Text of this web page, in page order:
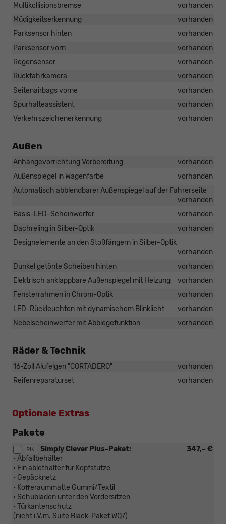
Multikollisionsbremse
vorhanden
Müdigkeitserkennung
vorhanden
Parksensor hinten
vorhanden
Parksensor vorn
vorhanden
Regensensor
vorhanden
Rückfahrkamera
vorhanden
Seitenairbags vorne
vorhanden
Spurhalteassistent
vorhanden
Verkehrszeichenerkennung
vorhanden
Außen
Anhängevorrichtung Vorbereitung
vorhanden
Außenspiegel in Wagenfarbe
vorhanden
Automatisch abblendbarer Außenspiegel auf der Fahrerseite
vorhanden
Basis-LED-Scheinwerfer
vorhanden
Dachreling in Silber-Optik
vorhanden
Designelemente an den Stoßfängern in Silber-Optik
vorhanden
Dunkel getönte Scheiben hinten
vorhanden
Elektrisch anklappbare Außenspiegel mit Heizung
vorhanden
Fensterrahmen in Chrom-Optik
vorhanden
LED-Rückleuchten mit dynamischem Blinklicht
vorhanden
Nebelscheinwerfer mit Abbiegefunktion
vorhanden
Räder & Technik
16-Zoll Alufelgen "CORTADERO"
vorhanden
Reifenreparaturset
vorhanden
Optionale Extras
Pakete
PIK 347,– €
Simply Clever Plus-Paket:
• Abfallbehälter
• Ein ablethalter für Kopfstütze
• Gepäcknetz
• Kofferaummatte Gummi/Textil
• Schubladen unter den Vordersitzen
• Türkantenschutz
(nicht i.V.m. Suite Black-Paket WQ7)